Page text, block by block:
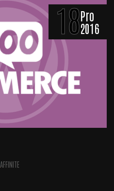
18Pro
2016
AFFINITE